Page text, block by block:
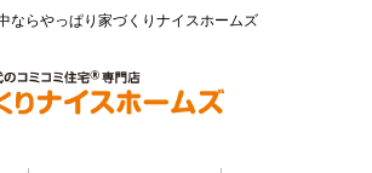
ならやっぱり家づくりナイスホームズ